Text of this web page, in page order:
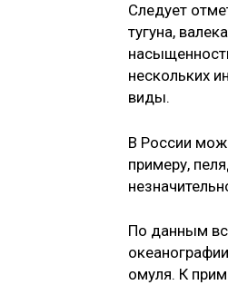
Следует
тугуна,
нескольких
виды.
В России
примеру,
По данным
омуля. К